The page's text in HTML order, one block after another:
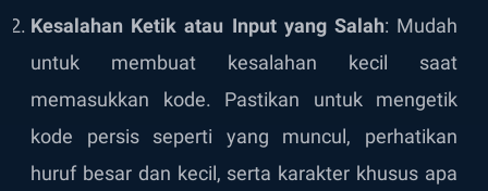
Kesalahan Ketik atau Input yang Salah: Mudah
untuk membuat kesalahan kecil saat
memasukkan kode. Pastikan untuk mengetik
kode persis seperti yang muncul, perhatikan
huruf besar dan kecil, serta karakter khusus apa